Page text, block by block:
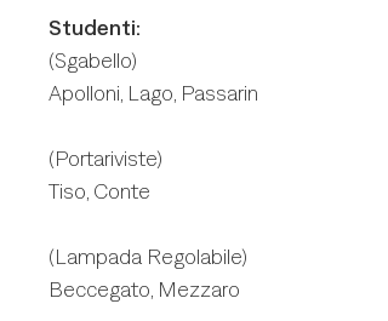
Studenti:
(Sgabello)
Apolloni, Lago, Passarin
(Portariviste)
Tiso, Conte
(Lampada Regolabile)
Beccegato, Mezzaro